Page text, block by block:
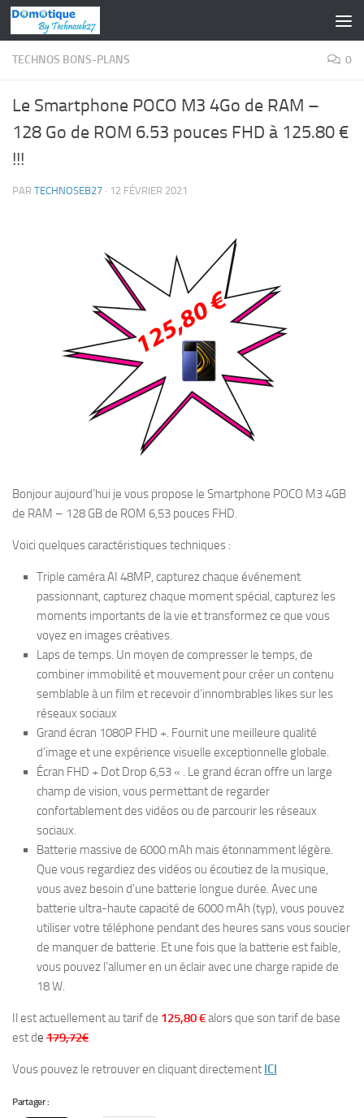
Skip to content
TECHNOS BONS-PLANS 0
Le Smartphone POCO M3 4Go de RAM –
128 Go de ROM 6.53 pouces FHD à 125.80 €
!!!
PAR TECHNOSEB27 · 12 FÉVRIER 2021
Bonjour aujourd’hui je vous propose le Smartphone POCO M3 4GB
de RAM – 128 GB de ROM 6,53 pouces FHD.
Voici quelques caractéristiques techniques :
Triple caméra AI 48MP, capturez chaque événement
passionnant, capturez chaque moment spécial, capturez les
moments importants de la vie et transformez ce que vous
voyez en images créatives.
Laps de temps. Un moyen de compresser le temps, de
combiner immobilité et mouvement pour créer un contenu
semblable à un film et recevoir d’innombrables likes sur les
réseaux sociaux
Grand écran 1080P FHD +. Fournit une meilleure qualité
d’image et une expérience visuelle exceptionnelle globale.
Écran FHD + Dot Drop 6,53 « . Le grand écran offre un large
champ de vision, vous permettant de regarder
confortablement des vidéos ou de parcourir les réseaux
sociaux.
Batterie massive de 6000 mAh mais étonnamment légère.
Que vous regardiez des vidéos ou écoutiez de la musique,
vous avez besoin d’une batterie longue durée. Avec une
batterie ultra-haute capacité de 6000 mAh (typ), vous pouvez
utiliser votre téléphone pendant des heures sans vous soucier
de manquer de batterie. Et une fois que la batterie est faible,
vous pouvez l’allumer en un éclair avec une charge rapide de
18 W.
Il est actuellement au tarif de 125,80 €alors que son tarif de base
est de 179,72€
Vous pouvez le retrouver en cliquant directement ICI
Partager :